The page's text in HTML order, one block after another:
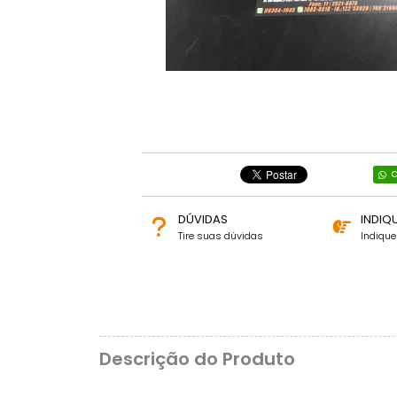
DÚVIDAS
Tire suas dúvidas
Descrição do Produto